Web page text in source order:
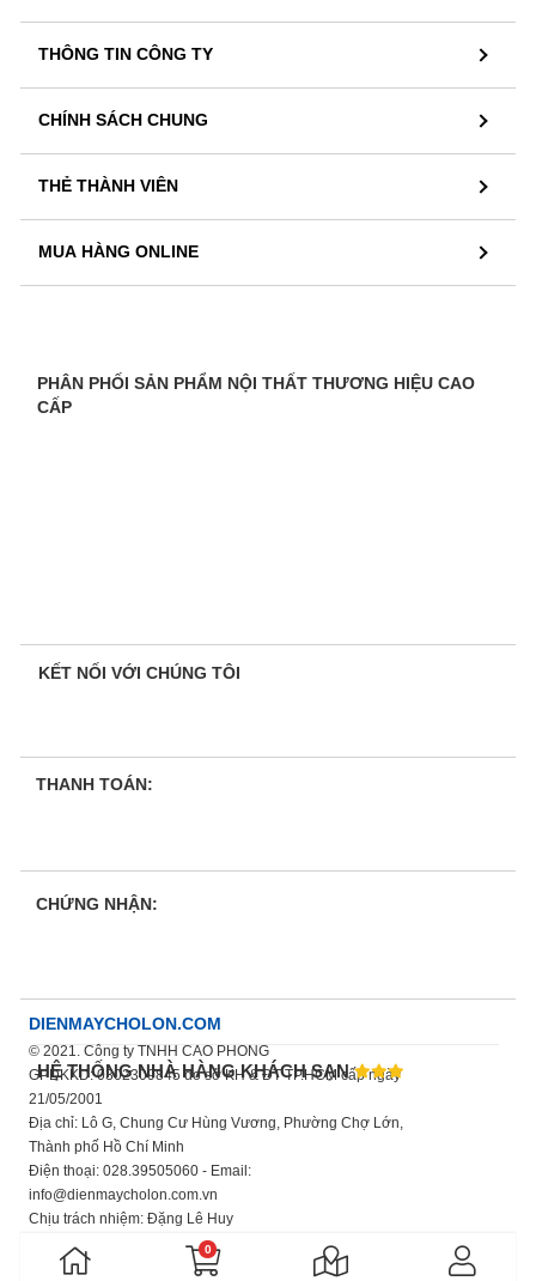
THÔNG TIN CÔNG TY
CHÍNH SÁCH CHUNG
THẺ THÀNH VIÊN
MUA HÀNG ONLINE
PHÂN PHỐI SẢN PHẨM NỘI THẤT THƯƠNG HIỆU CAO
CẤP
HỆ THỐNG NHÀ HÀNG KHÁCH SẠN
KẾT NỐI VỚI CHÚNG TÔI
THANH TOÁN:
CHỨNG NHẬN:
DIENMAYCHOLON.COM
© 2021. Công ty TNHH CAO PHONG
GPDKKD: 0302309845 do sở KH & ĐT TP.HCM cấp ngày
21/05/2001
Địa chỉ: Lô G, Chung Cư Hùng Vương, Phường Chợ Lớn,
Thành phố Hồ Chí Minh
Điện thoại: 028.39505060 - Email:
info@dienmaycholon.com.vn
Chịu trách nhiệm: Đặng Lê Huy
Xem thêm chính sách bảo mật thông tin
0